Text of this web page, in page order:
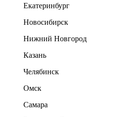
Екатеринбург
Новосибирск
Нижний Новгород
Казань
Челябинск
Омск
Самара